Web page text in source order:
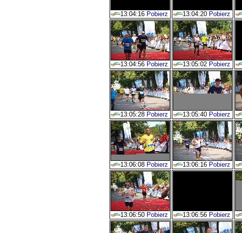
13:04:16 Pobierz 13:04:20 Pobierz
13:04:56 Pobierz 13:05:02 Pobierz
13:05:28 Pobierz 13:05:40 Pobierz
13:06:08 Pobierz 13:06:16 Pobierz
13:06:50 Pobierz 13:06:56 Pobierz